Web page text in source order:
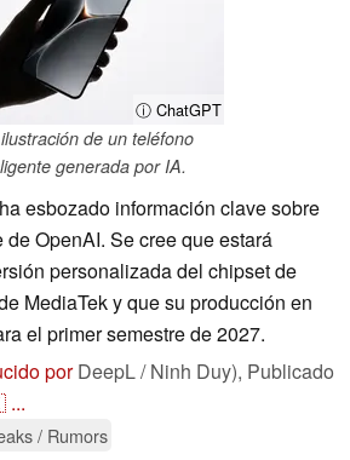
ⓘ ChatGPT
de un teléfono
generada por IA.
esbozado información clave sobre
OpenAI. Se cree que estará
personalizada del chipset de
MediaTek y que su producción en
el primer semestre de 2027.
porDeepL / Ninh Duy), Publicado
...
/ Rumors